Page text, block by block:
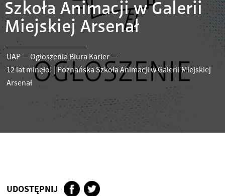
Szkoła Animacji w Galerii
Miejskiej Arsenał
UAP—Ogłoszenia Biura Karier—
12 lat minęło! | Poznańska Szkoła Animacji w Galerii Miejskiej
Arsenał
UDOSTĘPNIJ